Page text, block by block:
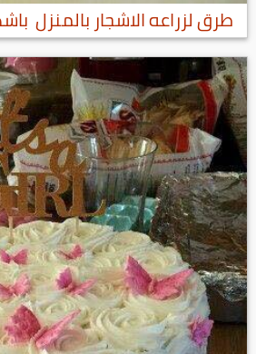
طرق لزراعه الاشجار بالمنزل